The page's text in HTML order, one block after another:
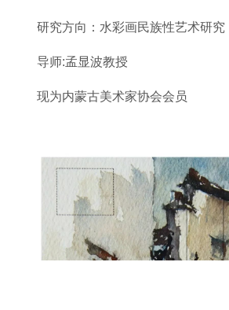
研究方向：水彩画民族性艺术研究
导师:孟显波教授
现为内蒙古美术家协会会员